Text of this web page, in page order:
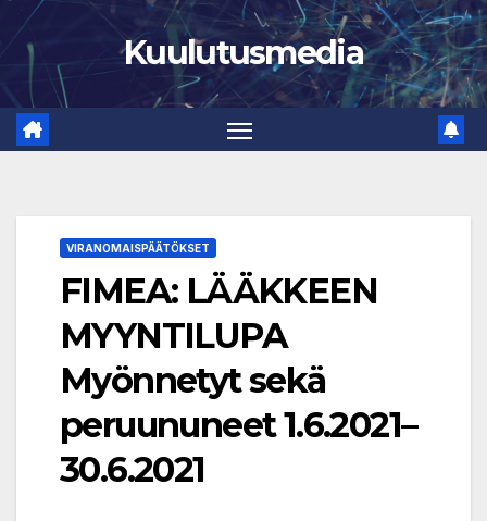
Skip
content
Kuulutusmedia
VIRANOMAISPÄÄTÖKSET
FIMEA: LÄÄKKEEN
MYYNTILUPA
Myönnetyt sekä
peruununeet 1.6.2021–
30.6.2021